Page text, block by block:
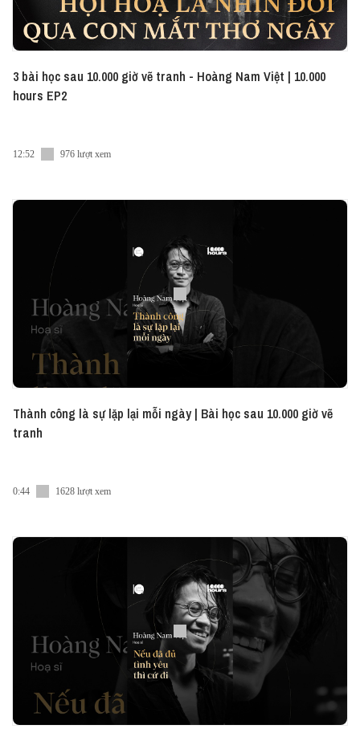
● Tiktok:https://www.tiktok.com/@vietcetera_
● Twitter: https://share.vietcetera.com/Twitter
#Vietnam_Innovators #VI #Vietcetera
#Vietcetera_Podcast #VNI_VI_S5_20
3 bài học sau 10.000 giờ vẽ tranh - Hoàng Nam Việt | 10.000
hours EP2
12:52 976 lượt xem
Thành công là sự lặp lại mỗi ngày | Bài học sau 10.000 giờ vẽ
tranh
0:44 1628 lượt xem